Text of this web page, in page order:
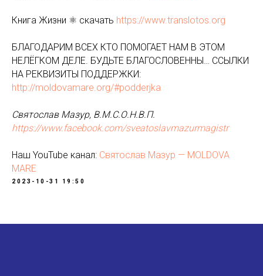
Книга Жизни ⚛️ скачать https://www.translotos.org
БЛАГОДАРИМ ВСЕХ КТО ПОМОГАЕТ НАМ В ЭТОМ
НЕЛЁГКОМ ДЕЛЕ. БУДЬТЕ БЛАГОСЛОВЕННЫ… ССЫЛКИ
НА РЕКВИЗИТЫ ПОДДЕРЖКИ:
http://moldovamare.org/#podderjka
Святослав Мазур, В.М.С.О.Н.В.П.
https://www.facebook.com/sveatoslavmazurmagistr
Наш YouTube канал: Святослав Мазур — MOLDOVA
MARE
2023-10-31 19:50